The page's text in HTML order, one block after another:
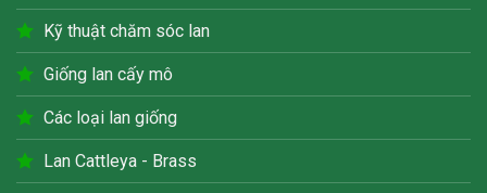
Kỹ thuật chăm sóc lan
Giống lan cấy mô
Các loại lan giống
Lan Cattleya - Brass